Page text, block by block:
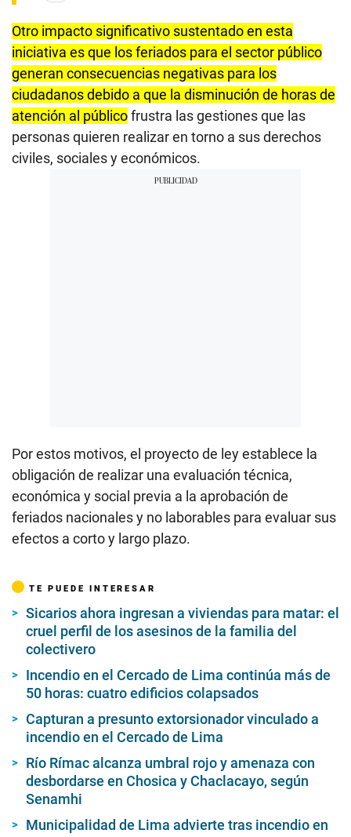
Otro impacto significativo sustentado en esta
iniciativa es que los feriados para el sector público
generan consecuencias negativas para los
ciudadanos debido a que la disminución de horas de
atención al públicofrustra las gestiones que las
personas quieren realizar en torno a sus derechos
civiles, sociales y económicos.
Por estos motivos, el proyecto de ley establece la
obligación de realizar una evaluación técnica,
económica y social previa a la aprobación de
feriados nacionales y no laborables para evaluar sus
efectos a corto y largo plazo.
TE PUEDE INTERESAR
Sicarios ahora ingresan a viviendas para matar: el
cruel perfil de los asesinos de la familia del
colectivero
Incendio en el Cercado de Lima continúa más de
50 horas: cuatro edificios colapsados
Capturan a presunto extorsionador vinculado a
incendio en el Cercado de Lima
Río Rímac alcanza umbral rojo y amenaza con
desbordarse en Chosica y Chaclacayo, según
Senamhi
Municipalidad de Lima advierte tras incendio en